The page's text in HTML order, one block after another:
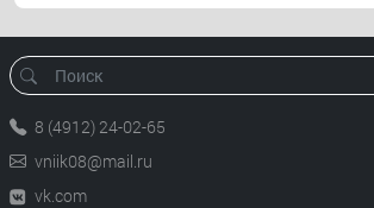
8 (4912) 24-02-65
vniik08@mail.ru
vk.com